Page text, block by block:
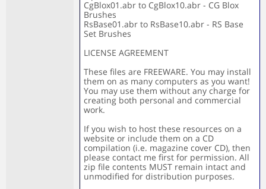
CgBlox01.abr to CgBlox10.abr - CG Blox
Brushes
RsBase01.abr to RsBase10.abr - RS Base
Set Brushes
LICENSE AGREEMENT
These files are FREEWARE. You may install
them on as many computers as you want!
You may use them without any charge for
creating both personal and commercial
work.
If you wish to host these resources on a
website or include them on a CD
compilation (i.e. magazine cover CD), then
please contact me first for permission. All
zip file contents MUST remain intact and
unmodified for distribution purposes.